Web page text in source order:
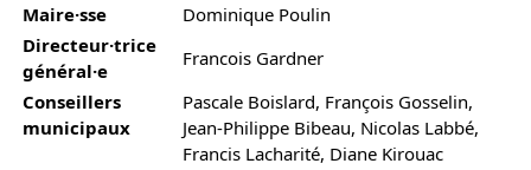
Maire·sse
Dominique Poulin
Directeur·trice
général·e
Francois Gardner
Conseillers
municipaux
Pascale Boislard, François Gosselin,
Jean-Philippe Bibeau, Nicolas Labbé,
Francis Lacharité, Diane Kirouac